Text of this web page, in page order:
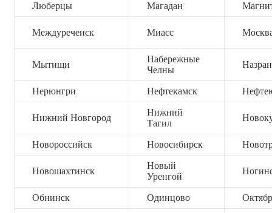
Люберцы Магадан
Междуреченск Миасс
Мытищи
Набережные
Челны
Нерюнгри Нефтекамск
Нижний Новгород
Нижний
Тагил
Новороссийск Новосибирск
Новошахтинск
Новый
Уренгой
Обнинск Одинцово